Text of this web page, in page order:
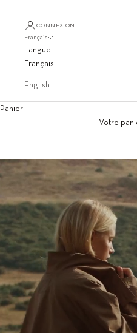
CONNEXION
Français
Langue
Français
English
Panier
Votre